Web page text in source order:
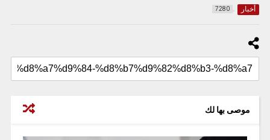
أخبار 7280
موصى بها لك